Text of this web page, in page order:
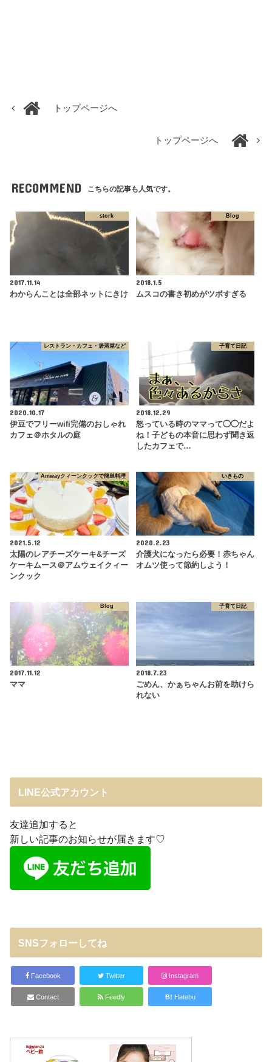
トップページへ
トップページへ
RECOMMEND こちらの記事も人気です。
stork
2017.11.14
わからんことは全部ネットにきけ
Blog
2018.1.5
ムスコの書き初めがツボすぎる
レストラン・カフェ・居酒屋など
2020.10.17
伊豆でフリーwifi完備のおしゃれ
カフェ＠ホタルの庭
子育て日記
2018.12.29
怒っている時のママって◯◯だよ
ね！子どもの本音に思わず聞き返
したカフェで…
Amwayクィーンクックで簡単料理
2021.5.12
太陽のレアチーズケーキ&チーズ
ケーキムース＠アムウェイクィー
ンクック
いきもの
2020.2.23
介護犬になったら必要！赤ちゃん
オムツ使って節約しよう！
Blog
2017.11.12
ママ
子育て日記
2018.7.23
ごめん、かぁちゃんお前を助けら
れない
LINE公式アカウント
友達追加すると
新しい記事のお知らせが届きます♡
SNSフォローしてね
Facebook Twitter Instagram
Contact Feedly B! Hatebu